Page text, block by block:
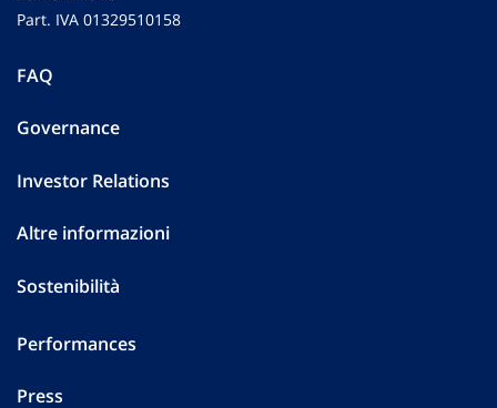
Part. IVA 01329510158
FAQ
Governance
Investor Relations
Altre informazioni
Sostenibilità
Performances
Press